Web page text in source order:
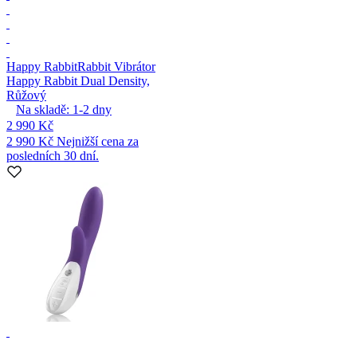
Happy RabbitRabbit Vibrátor
Happy Rabbit Dual Density,
Růžový
Na skladě: 1-2 dny
2 990 Kč
2 990 Kč Nejnižší cena za
posledních 30 dní.